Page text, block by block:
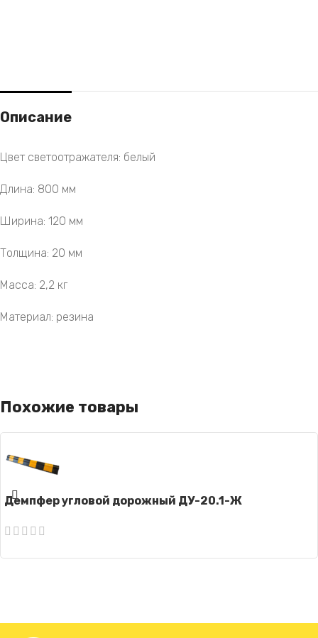
Описание
Цвет светоотражателя: белый
Длина: 800 мм
Ширина: 120 мм
Толщина: 20 мм
Масса: 2,2 кг
Материал: резина
Похожие товары
Демпфер угловой дорожный ДУ-20.1-Ж